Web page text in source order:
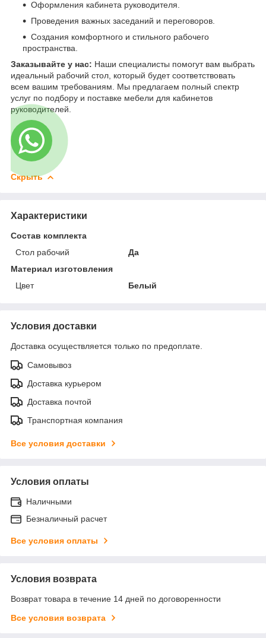
Оформления кабинета руководителя.
Проведения важных заседаний и переговоров.
Создания комфортного и стильного рабочего
пространства.
Заказывайте у нас: Наши специалисты помогут вам выбрать
идеальный рабочий стол, который будет соответствовать
всем вашим требованиям. Мы предлагаем полный спектр
услуг по подбору и поставке мебели для кабинетов
руководителей.
Скрыть
Характеристики
Состав комплекта
Стол рабочий
Да
Материал изготовления
Цвет
Белый
Условия доставки
Доставка осуществляется только по предоплате.
Самовывоз
Доставка курьером
Доставка почтой
Транспортная компания
Все условия доставки
Условия оплаты
Наличными
Безналичный расчет
Все условия оплаты
Условия возврата
Возврат товара в течение 14 дней по договоренности
Все условия возврата